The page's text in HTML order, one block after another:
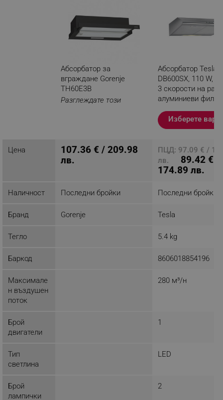
Абсорбатор за
вграждане Gorenje
TH60E3B
Разглеждате този
Абсорбатор Tesla
DB600SX, 110 W, 1
3 скорости на
алуминиеви
Изберете
Цена
107.36 € / 209.98
лв.
ПЦД: 97.09 € /
лв.
89.42 € /
174.89 лв.
Наличност Последни бройки Последни бройки
Бранд Gorenje Tesla
Тегло 5.4 kg
Баркод 8606018854196
Mаксимале
н въздушен
поток
280 м³/н
Брой
двигатели
1
Тип
светлина
LED
Брой
лампички
2